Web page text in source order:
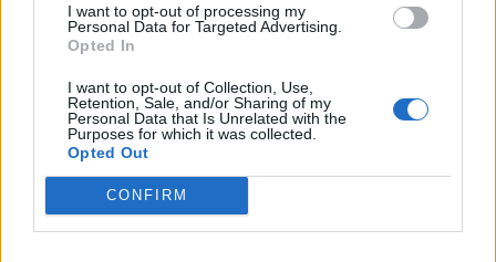
I want to opt-out of processing my
Personal Data for Targeted Advertising.
Opted In
I want to opt-out of Collection, Use,
Retention, Sale, and/or Sharing of my
Personal Data that Is Unrelated with the
Purposes for which it was collected.
Opted Out
CONFIRM
ο άντρας της και τελικά τον έβαλε πάνω και από τα
παιδιά της. Ο διαβόητος Gacy, o κλόουν-serial
killer της Αμερικής, διαστρέβλωσε την ύπαρξη του
για να γίνει αποδεκτός καθώς η σεξουαλικότητα του
δεν θα μπορούσε ποτέ να ήταν δεκτή στην
καθωσπρέπει Αμερική του ’50. Ο “Δράκος”